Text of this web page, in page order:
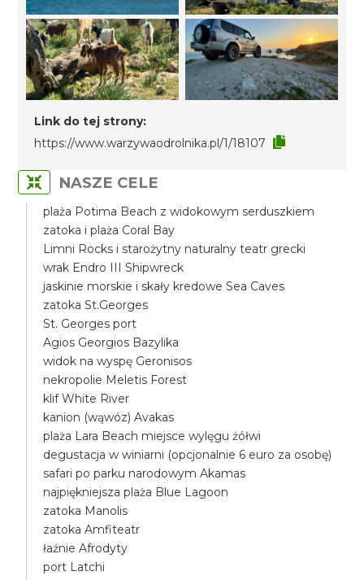
Link do tej strony:
https://www.warzywaodrolnika.pl/1/18107
NASZE CELE
plaża Potima Beach z widokowym serduszkiem
zatoka i plaża Coral Bay
Limni Rocks i starożytny naturalny teatr grecki
wrak Endro III Shipwreck
jaskinie morskie i skały kredowe Sea Caves
zatoka St.Georges
St. Georges port
Agios Georgios Bazylika
widok na wyspę Geronisos
nekropolie Meletis Forest
klif White River
kanion (wąwóz) Avakas
plaża Lara Beach miejsce wylęgu żółwi
degustacja w winiarni (opcjonalnie 6 euro za osobę)
safari po parku narodowym Akamas
najpiękniejsza plaża Blue Lagoon
zatoka Manolis
zatoka Amfiteatr
łaźnie Afrodyty
port Latchi